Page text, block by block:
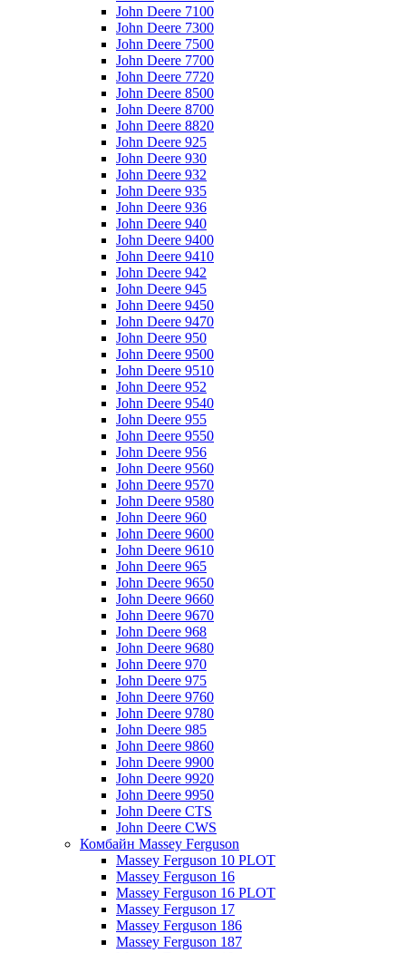
John Deere 7100
John Deere 7300
John Deere 7500
John Deere 7700
John Deere 7720
John Deere 8500
John Deere 8700
John Deere 8820
John Deere 925
John Deere 930
John Deere 932
John Deere 935
John Deere 936
John Deere 940
John Deere 9400
John Deere 9410
John Deere 942
John Deere 945
John Deere 9450
John Deere 9470
John Deere 950
John Deere 9500
John Deere 9510
John Deere 952
John Deere 9540
John Deere 955
John Deere 9550
John Deere 956
John Deere 9560
John Deere 9570
John Deere 9580
John Deere 960
John Deere 9600
John Deere 9610
John Deere 965
John Deere 9650
John Deere 9660
John Deere 9670
John Deere 968
John Deere 9680
John Deere 970
John Deere 975
John Deere 9760
John Deere 9780
John Deere 985
John Deere 9860
John Deere 9900
John Deere 9920
John Deere 9950
John Deere CTS
John Deere CWS
Комбайн Massey Ferguson
Massey Ferguson 10 PLOT
Massey Ferguson 16
Massey Ferguson 16 PLOT
Massey Ferguson 17
Massey Ferguson 186
Massey Ferguson 187